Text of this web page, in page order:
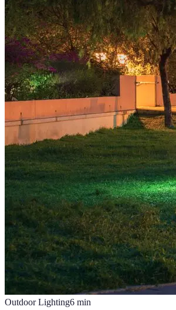
Outdoor Lighting6 min